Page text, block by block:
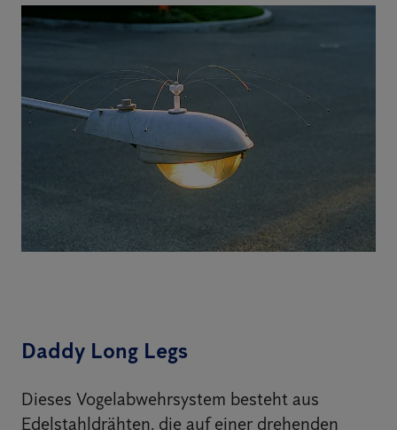
Daddy Long Legs
Dieses Vogelabwehrsystem besteht aus
Edelstahldrähten, die auf einer drehenden